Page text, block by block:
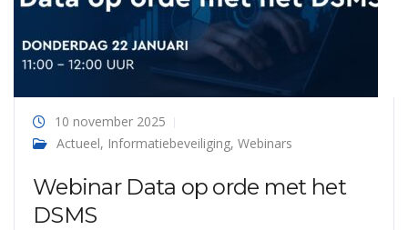
10 november 2025
Actueel, Informatiebeveiliging, Webinars
Webinar Data op orde met het
DSMS